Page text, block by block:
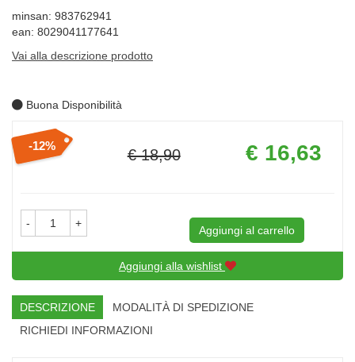
minsan: 983762941
ean: 8029041177641
Vai alla descrizione prodotto
Buona Disponibilità
Sconto
12%
€ 18,90
Prezzo
scontato
€ 16,63
- +
Aggiungi al carrello
Aggiungi alla wishlist
DESCRIZIONE
MODALITÀ DI SPEDIZIONE
RICHIEDI INFORMAZIONI